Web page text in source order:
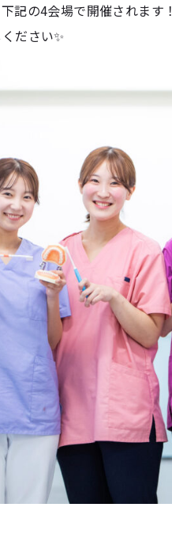
記の4会場で開催されます！
ださい✨